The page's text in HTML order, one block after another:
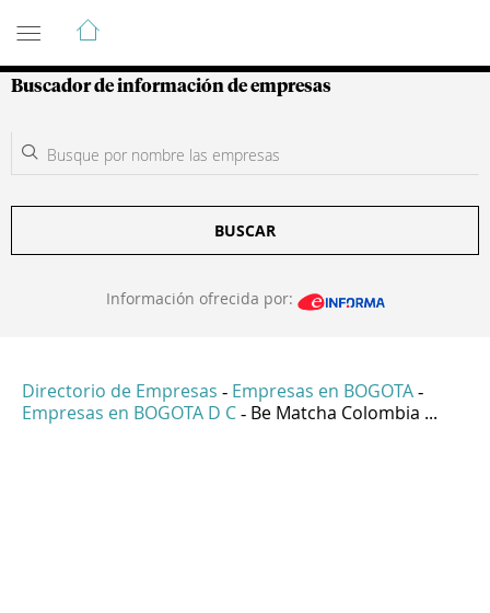
Guía de Empresas Colombianas
Buscador de información de empresas
BUSCAR
Información ofrecida por:
Directorio de Empresas - Empresas en BOGOTA -
Empresas en BOGOTA D C - Be Matcha Colombia ...